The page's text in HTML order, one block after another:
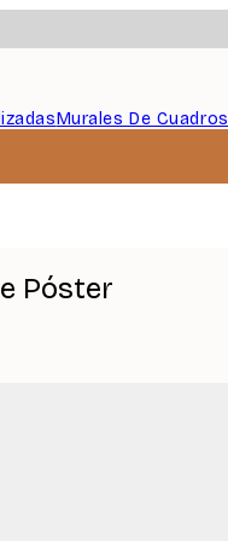
Murales De Cuadros
Póster